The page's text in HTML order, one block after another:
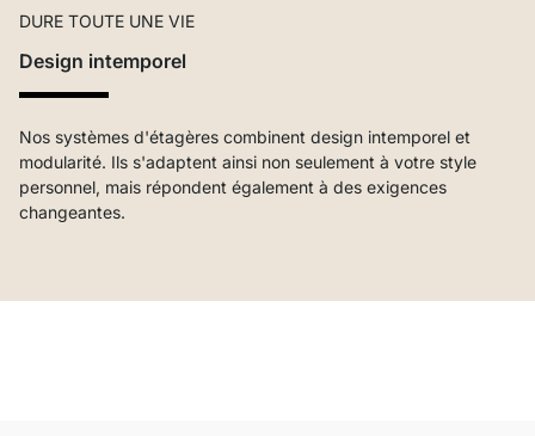
DURE TOUTE UNE VIE
Design intemporel
Nos systèmes d'étagères combinent design intemporel et
modularité. Ils s'adaptent ainsi non seulement à votre style
personnel, mais répondent également à des exigences
changeantes.